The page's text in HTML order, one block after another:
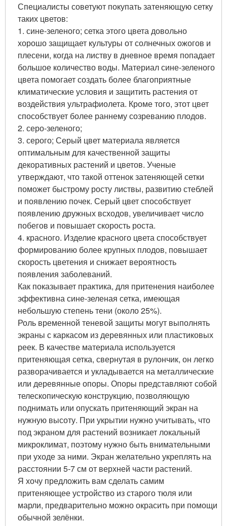
Специалисты советуют покупать затеняющую сетку
таких цветов:
1. сине-зеленого; сетка этого цвета довольно
хорошо защищает культуры от солнечных ожогов и
плесени, когда на листву в дневное время попадает
большое количество воды. Материал сине-зеленого
цвета помогает создать более благоприятные
климатические условия и защитить растения от
воздействия ультрафиолета. Кроме того, этот цвет
способствует более раннему созреванию плодов.
2. серо-зеленого;
3. серого; Серый цвет материала является
оптимальным для качественной защиты
декоративных растений и цветов. Ученые
утверждают, что такой оттенок затеняющей сетки
поможет быстрому росту листвы, развитию стеблей
и появлению почек. Серый цвет способствует
появлению дружных всходов, увеличивает число
побегов и повышает скорость роста.
4. красного. Изделие красного цвета способствует
формированию более крупных плодов, повышает
скорость цветения и снижает вероятность
появления заболеваний.
Как показывает практика, для притенения наиболее
эффективна сине-зеленая сетка, имеющая
небольшую степень тени (около 25%).
Роль временной теневой защиты могут выполнять
экраны с каркасом из деревянных или пластиковых
реек. В качестве материала используется
притеняющая сетка, свернутая в рулончик, он легко
разворачивается и укладывается на металлические
или деревянные опоры. Опоры представляют собой
телескопическую конструкцию, позволяющую
поднимать или опускать притеняющий экран на
нужную высоту. При укрытии нужно учитывать, что
под экраном для растений возникает локальный
микроклимат, поэтому нужно быть внимательными
при уходе за ними. Экран желательно укреплять на
расстоянии 5-7 см от верхней части растений.
Я хочу предложить вам сделать самим
притеняющее устройство из старого тюля или
марли, предварительно можно окрасить при помощи
обычной зелёнки.